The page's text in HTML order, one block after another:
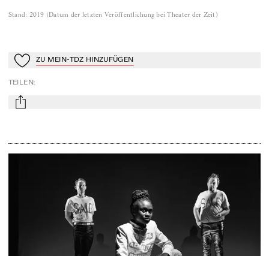
Stand: 2019 (Datum der letzten Veröffentlichung bei Theater der Zeit )
Zu Mein-TdZ hinzufügen
ZU MEIN-TDZ HINZUFÜGEN
TEILEN:
mail